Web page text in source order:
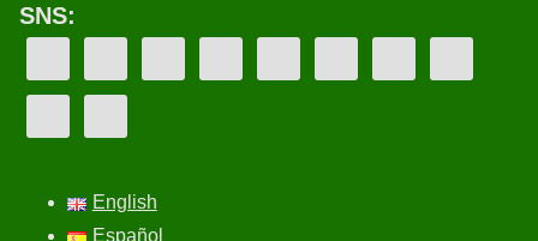
SNS:
English
Español